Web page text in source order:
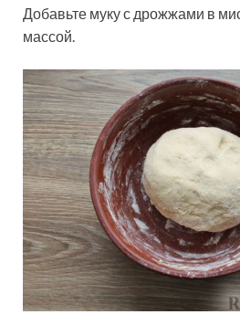
Добавьте муку с дрожжами в
массой.